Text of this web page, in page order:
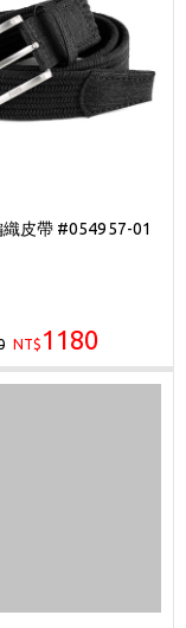
織皮帶 #054957-01
NT$ 1180